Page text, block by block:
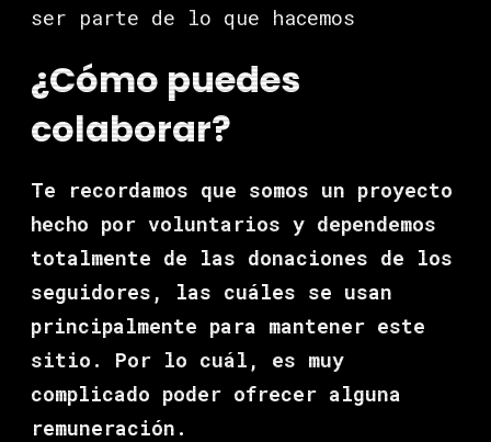
ser parte de lo que hacemos
¿Cómo puedes
colaborar?
Te recordamos que somos un proyecto
hecho por voluntarios y dependemos
totalmente de las donaciones de los
seguidores, las cuáles se usan
principalmente para mantener este
sitio. Por lo cuál, es muy
complicado poder ofrecer alguna
remuneración.